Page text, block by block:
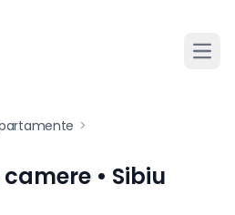
>
de închiriat cu
• Sibiu